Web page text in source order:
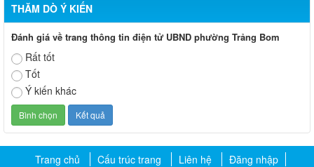
THĂM DÒ Ý KIẾN
Đánh giá về trang thông tin điện tử UBND phường Trảng Bom
Rất tốt
Tốt
Ý kiến khác
Trang chủ Cấu trúc trang Liên hệ Đăng nhập